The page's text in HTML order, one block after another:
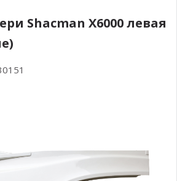
Shacman X6000 левая